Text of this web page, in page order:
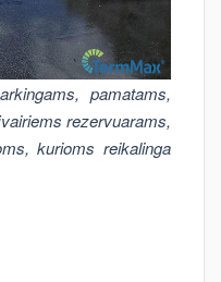
pamatams,
rezervuarams,
kurioms reikalinga